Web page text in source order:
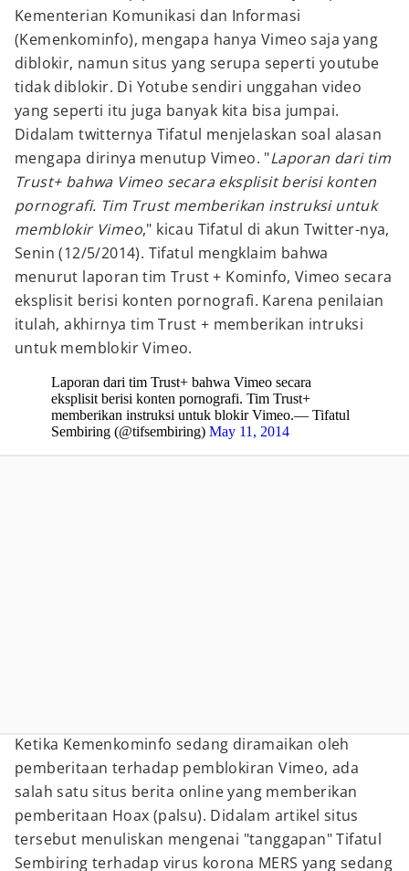
Kementerian Komunikasi dan Informasi
(Kemenkominfo), mengapa hanya Vimeo saja yang
diblokir, namun situs yang serupa seperti youtube
tidak diblokir. Di Yotube sendiri unggahan video
yang seperti itu juga banyak kita bisa jumpai.
Didalam twitternya Tifatul menjelaskan soal alasan
mengapa dirinya menutup Vimeo. "Laporan dari tim
Trust+ bahwa Vimeo secara eksplisit berisi konten
pornografi. Tim Trust memberikan instruksi untuk
memblokir Vimeo," kicau Tifatul di akun Twitter-nya,
Senin (12/5/2014). Tifatul mengklaim bahwa
menurut laporan tim Trust + Kominfo, Vimeo secara
eksplisit berisi konten pornografi. Karena penilaian
itulah, akhirnya tim Trust + memberikan intruksi
untuk memblokir Vimeo.
Laporan dari tim Trust+ bahwa Vimeo secara
eksplisit berisi konten pornografi. Tim Trust+
memberikan instruksi untuk blokir Vimeo.— Tifatul
Sembiring (@tifsembiring) May 11, 2014
Ketika Kemenkominfo sedang diramaikan oleh
pemberitaan terhadap pemblokiran Vimeo, ada
salah satu situs berita online yang memberikan
pemberitaan Hoax (palsu). Didalam artikel situs
tersebut menuliskan mengenai "tanggapan" Tifatul
Sembiring terhadap virus korona MERS yang sedang